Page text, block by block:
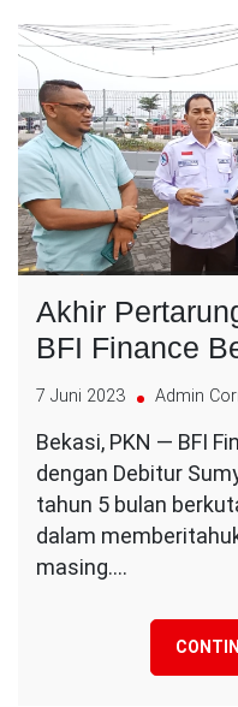
Akhir
BFI Finance
7 Juni 2023 Admin
Bekasi, PKN — BFI
dengan Debitur
tahun 5 bulan
dalam
masing.…